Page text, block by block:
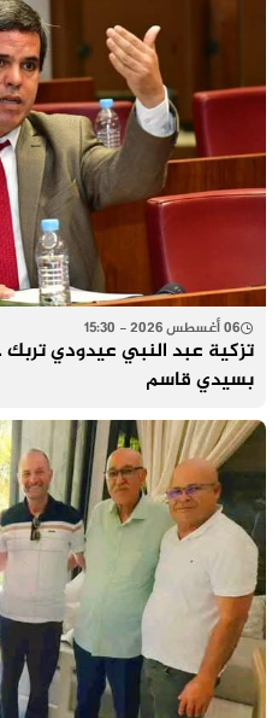
06 أغسطس 2026 - 15:30
تزكية عبد النبي عيدودي تربك
بسيدي قاسم